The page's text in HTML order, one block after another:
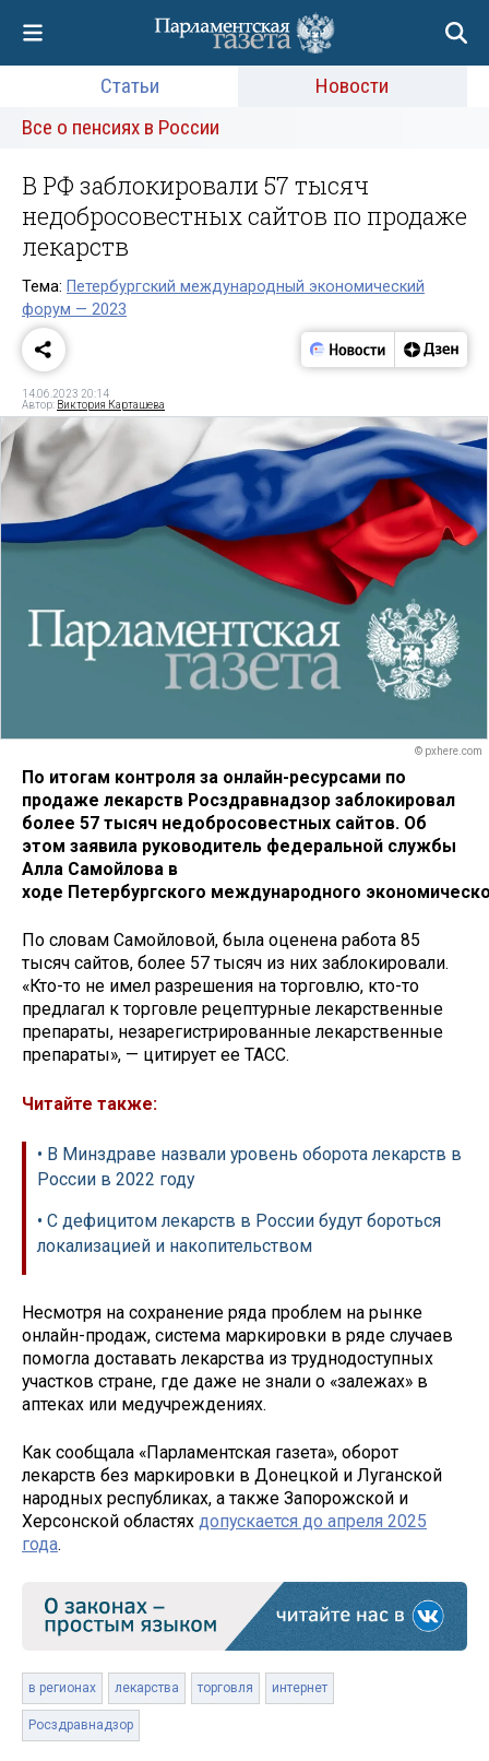
Статьи
Новости
Все о пенсиях в России
В РФ заблокировали 57 тысяч
недобросовестных сайтов по продаже
лекарств
Тема: Петербургский международный экономический
форум — 2023
14.06.2023 20:14
Автор: Виктория Карташева
© pxhere.com
По итогам контроля за онлайн-ресурсами по
продаже лекарств Росздравнадзор заблокировал
более 57 тысяч недобросовестных сайтов. Об
этом заявила руководитель федеральной службы
Алла Самойлова в
ходе Петербургского международного
По словам Самойловой, была оценена работа 85
тысяч сайтов, более 57 тысяч из них заблокировали.
«Кто-то не имел разрешения на торговлю, кто-то
предлагал к торговле рецептурные лекарственные
препараты, незарегистрированные лекарственные
препараты», — цитирует ее ТАСС.
Читайте также:
• В Минздраве назвали уровень оборота лекарств в
России в 2022 году
• С дефицитом лекарств в России будут бороться
локализацией и накопительством
Несмотря на сохранение ряда проблем на рынке
онлайн-продаж, система маркировки в ряде случаев
помогла доставать лекарства из труднодоступных
участков стране, где даже не знали о «залежах» в
аптеках или медучреждениях.
Как сообщала «Парламентская газета», оборот
лекарств без маркировки в Донецкой и Луганской
народных республиках, а также Запорожской и
Херсонской областях допускается до апреля 2025
года.
в регионах лекарства торговля интернет
Росздравнадзор